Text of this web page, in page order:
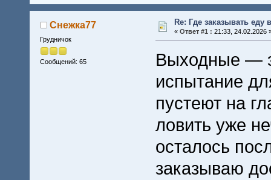
Снежка77
Грудничок
Сообщений: 65
Re: Где заказывать
« Ответ #1 : 21:33, 24.02.2026
Выходные —
испытание
пустеют на
ловить уже
осталось
заказываю